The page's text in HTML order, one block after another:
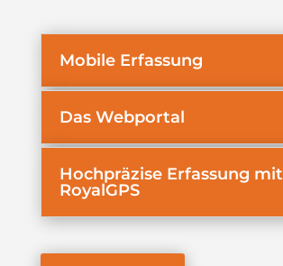
Mobile Erfassung
Das Webportal
Hochpräzise Erfassung mit
RoyalGPS